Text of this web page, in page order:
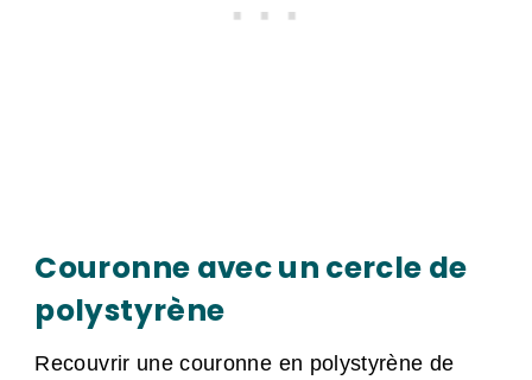
Couronne avec un cercle de
polystyrène
Recouvrir une couronne en polystyrène de